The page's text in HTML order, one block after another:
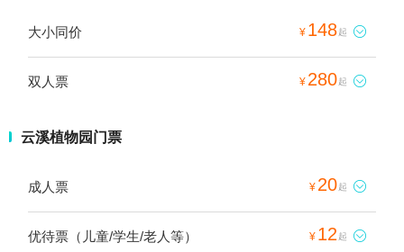
大小同价 ¥ 148起 
双人票 ¥ 280起 
云溪植物园门票
成人票 ¥ 20起 
优待票（儿童/学生/老人等） ¥ 12 起 